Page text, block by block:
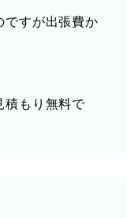
ですが出張費か
積もり無料で